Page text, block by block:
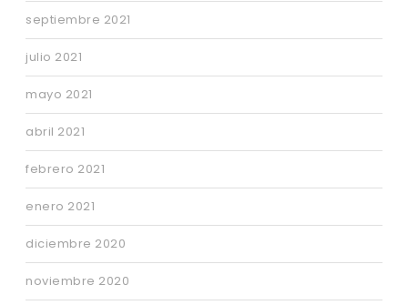
septiembre 2021
julio 2021
mayo 2021
abril 2021
febrero 2021
enero 2021
diciembre 2020
noviembre 2020